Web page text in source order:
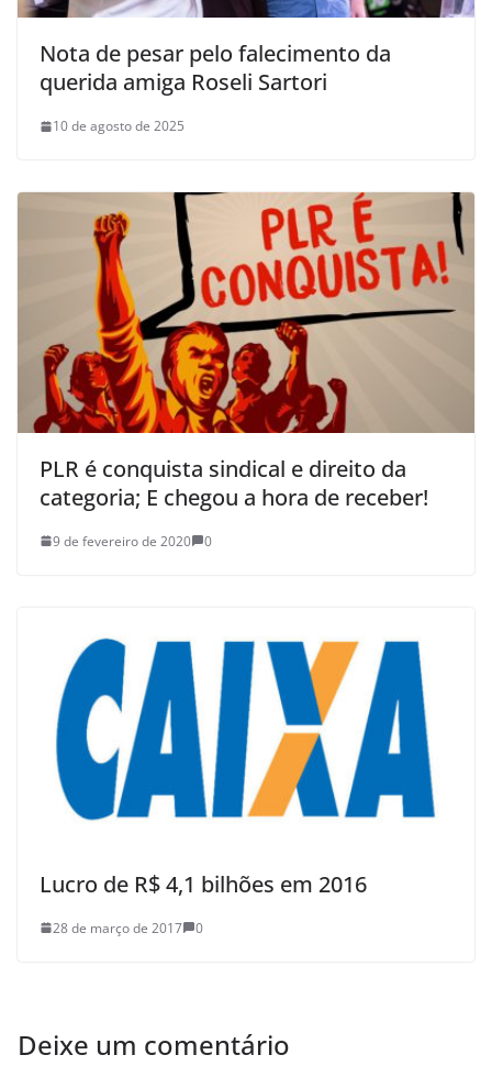
Nota de pesar pelo falecimento da
querida amiga Roseli Sartori
10 de agosto de 2025
PLR é conquista sindical e direito da
categoria; E chegou a hora de receber!
9 de fevereiro de 2020 0
Lucro de R$ 4,1 bilhões em 2016
28 de março de 2017 0
Deixe um comentário